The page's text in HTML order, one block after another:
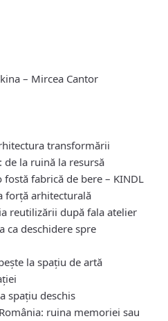
– Mircea Cantor
transformării
la ruină la resursă
fabrică de bere – KINDL
forță arhitecturală
reutilizării după fala atelier
ca deschidere spre
la spațiu de artă
spațiu deschis
ruina memoriei sau